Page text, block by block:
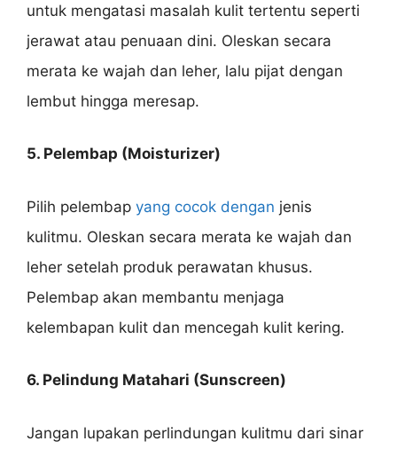
untuk mengatasi masalah kulit tertentu seperti
jerawat atau penuaan dini. Oleskan secara
merata ke wajah dan leher, lalu pijat dengan
lembut hingga meresap.
5. Pelembap (Moisturizer)
Pilih pelembap yang cocok dengan jenis
kulitmu. Oleskan secara merata ke wajah dan
leher setelah produk perawatan khusus.
Pelembap akan membantu menjaga
kelembapan kulit dan mencegah kulit kering.
6. Pelindung Matahari (Sunscreen)
Jangan lupakan perlindungan kulitmu dari sinar